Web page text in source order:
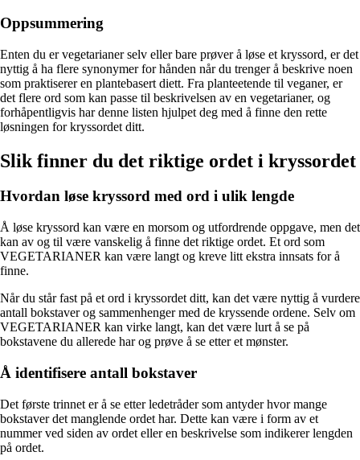
Oppsummering
Enten du er vegetarianer selv eller bare prøver å løse et kryssord, er det
nyttig å ha flere synonymer for hånden når du trenger å beskrive noen
som praktiserer en plantebasert diett. Fra planteetende til veganer, er
det flere ord som kan passe til beskrivelsen av en vegetarianer, og
forhåpentligvis har denne listen hjulpet deg med å finne den rette
løsningen for kryssordet ditt.
Slik finner du det riktige ordet i kryssordet
Hvordan løse kryssord med ord i ulik lengde
Å løse kryssord kan være en morsom og utfordrende oppgave, men det
kan av og til være vanskelig å finne det riktige ordet. Et ord som
VEGETARIANER kan være langt og kreve litt ekstra innsats for å
finne.
Når du står fast på et ord i kryssordet ditt, kan det være nyttig å vurdere
antall bokstaver og sammenhenger med de kryssende ordene. Selv om
VEGETARIANER kan virke langt, kan det være lurt å se på
bokstavene du allerede har og prøve å se etter et mønster.
Å identifisere antall bokstaver
Det første trinnet er å se etter ledetråder som antyder hvor mange
bokstaver det manglende ordet har. Dette kan være i form av et
nummer ved siden av ordet eller en beskrivelse som indikerer lengden
på ordet.